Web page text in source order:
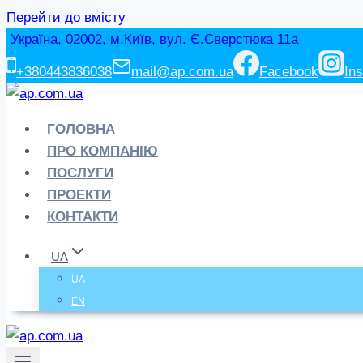
Перейти до вмісту
Україна, 02002, м.Київ, вул. Є.Сверстюка 11а
+380443836038 mail@ap.com.ua Facebook
ГОЛОВНА
ПРО КОМПАНІЮ
ПОСЛУГИ
ПРОЕКТИ
КОНТАКТИ
UA
UA
EN